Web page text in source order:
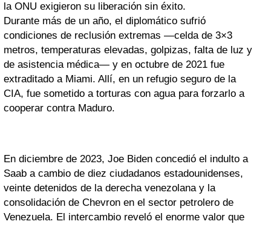
la ONU exigieron su liberación sin éxito.
Durante más de un año, el diplomático sufrió
condiciones de reclusión extremas —celda de 3×3
metros, temperaturas elevadas, golpizas, falta de luz y
de asistencia médica— y en octubre de 2021 fue
extraditado a Miami. Allí, en un refugio seguro de la
CIA, fue sometido a torturas con agua para forzarlo a
cooperar contra Maduro.
En diciembre de 2023, Joe Biden concedió el indulto a
Saab a cambio de diez ciudadanos estadounidenses,
veinte detenidos de la derecha venezolana y la
consolidación de Chevron en el sector petrolero de
Venezuela. El intercambio reveló el enorme valor que